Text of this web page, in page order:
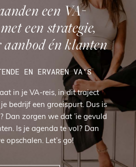
een VA-
een strategie,
én klanten
EN ERVAREN VA’S
in je VA-reis, in dit traject
bedrijf een groeispurt. Dus is
Dan zorgen we dat ’ie gevuld
Is je agenda te vol? Dan
opschalen. Let’s go!